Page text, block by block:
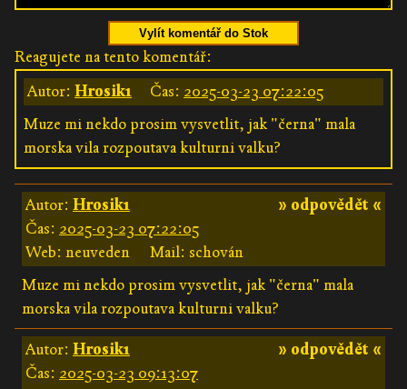
Vylít komentář do Stok
Reagujete na tento komentář:
Autor: Hrosik1 Čas: 2025-03-23 07:22:05
Muze mi nekdo prosim vysvetlit, jak "černa" mala
morska vila rozpoutava kulturni valku?
» odpovědět «
Autor: Hrosik1
Čas: 2025-03-23 07:22:05
Web: neuveden
Mail: schován
Muze mi nekdo prosim vysvetlit, jak "černa" mala
morska vila rozpoutava kulturni valku?
» odpovědět «
Autor: Hrosik1
Čas: 2025-03-23 09:13:07